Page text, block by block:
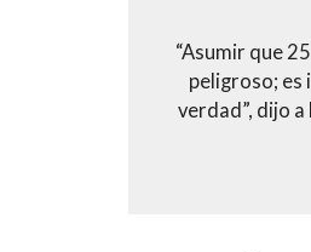
“Asumir que
peligroso; es
verdad”, dijo